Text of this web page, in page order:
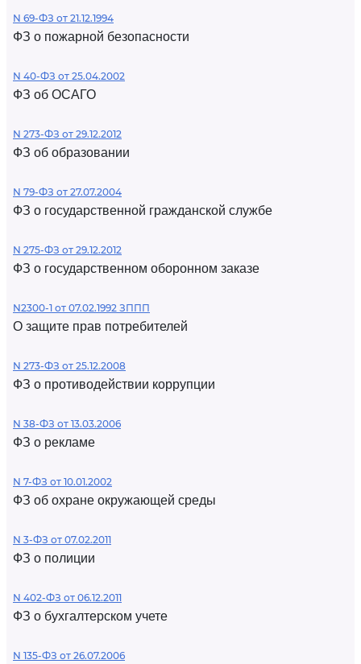
N 69-ФЗ от 21.12.1994
ФЗ о пожарной безопасности
N 40-ФЗ от 25.04.2002
ФЗ об ОСАГО
N 273-ФЗ от 29.12.2012
ФЗ об образовании
N 79-ФЗ от 27.07.2004
ФЗ о государственной гражданской службе
N 275-ФЗ от 29.12.2012
ФЗ о государственном оборонном заказе
N2300-1 от 07.02.1992 ЗППП
О защите прав потребителей
N 273-ФЗ от 25.12.2008
ФЗ о противодействии коррупции
N 38-ФЗ от 13.03.2006
ФЗ о рекламе
N 7-ФЗ от 10.01.2002
ФЗ об охране окружающей среды
N 3-ФЗ от 07.02.2011
ФЗ о полиции
N 402-ФЗ от 06.12.2011
ФЗ о бухгалтерском учете
N 135-ФЗ от 26.07.2006